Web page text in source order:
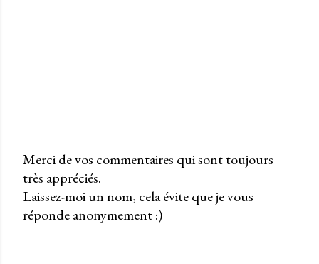
P
u
b
Merci de vos commentaires qui sont toujours
très appréciés.
Laissez-moi un nom, cela évite que je vous
réponde anonymement :)